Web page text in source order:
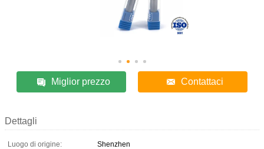
Miglior prezzo Contattaci
Dettagli
Luogo di origine:
Shenzhen